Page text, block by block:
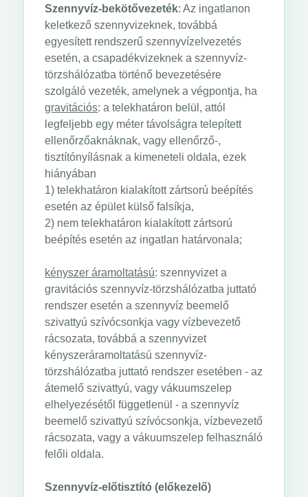
Szennyvíz-bekötővezeték: Az ingatlanon
keletkező szennyvizeknek, továbbá
egyesített rendszerű szennyvízelvezetés
esetén, a csapadékvizeknek a szennyvíz-
törzshálózatba történő bevezetésére
szolgáló vezeték, amelynek a végpontja, ha
gravitációs: a telekhatáron belül, attól
legfeljebb egy méter távolságra telepített
ellenőrzőaknáknak, vagy ellenőrző-,
tisztítónyílásnak a kimeneteli oldala, ezek
hiányában
1) telekhatáron kialakított zártsorú beépítés
esetén az épület külső falsíkja,
2) nem telekhatáron kialakított zártsorú
beépítés esetén az ingatlan határvonala;
kényszer áramoltatású: szennyvizet a
gravitációs szennyvíz-törzshálózatba juttató
rendszer esetén a szennyvíz beemelő
szivattyú szívócsonkja vagy vízbevezető
rácsozata, továbbá a szennyvizet
kényszeráramoltatású szennyvíz-
törzshálózatba juttató rendszer esetében - az
átemelő szivattyú, vagy vákuumszelep
elhelyezésétől függetlenül - a szennyvíz
beemelő szivattyú szívócsonkja, vízbevezető
rácsozata, vagy a vákuumszelep felhasználó
felőli oldala.
Szennyvíz-előtisztító (előkezelő)